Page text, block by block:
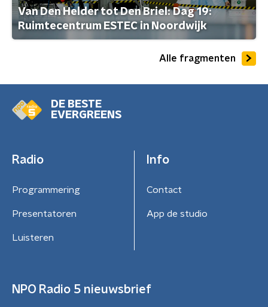
Van Den Helder tot Den Briel: Dag 19:
Ruimtecentrum ESTEC in Noordwijk
Alle fragmenten
DE BESTE
EVERGREENS
Radio
Programmering
Presentatoren
Luisteren
Info
Contact
App de studio
NPO Radio 5 nieuwsbrief